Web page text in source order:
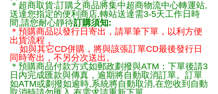
＊超商取貨:訂購之商品將集中超商物流中心轉運站,
送達您指定的便利商店,轉站送達需3-5天工作日時
間,請您耐心靜待訂購須知:
＊預購商品以發行日寄出，請單筆下單，以利方便
出貨流程，
如與其它CD併購，將與該張訂單CD最後發行日
同時寄出，不另分次送出。
＊預購商品付款方式如郵政劃撥與ATM：下單後請3
日內完成匯款與傳真，逾期將自動取消訂單。訂單
如ATM或劃撥如逾時,系統將自動取消,在您收到自動